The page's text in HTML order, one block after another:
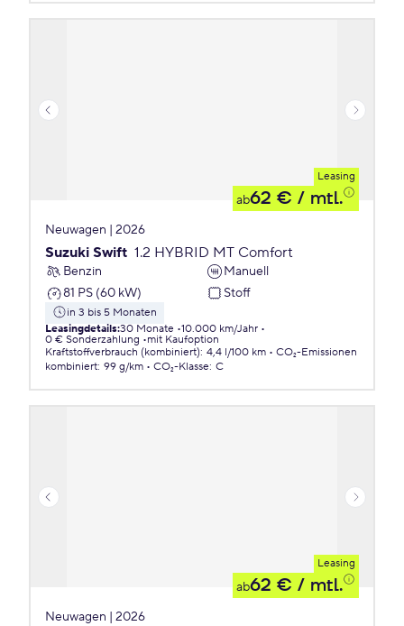
Leasing
ab62 € / mtl.
Neuwagen | 2026
Suzuki Swift 1.2 HYBRID MT Comfort
Benzin
Manuell
81 PS (60 kW)
Stoff
in 3 bis 5 Monaten
Leasingdetails:30 Monate 10.000 km/Jahr
0 € Sonderzahlung
mit Kaufoption
Kraftstoffverbrauch (kombiniert): 4,4 l/100 km
CO₂-Emissionen
kombiniert: 99 g/km CO₂-Klasse: C
Leasing
ab62 € / mtl.
Neuwagen | 2026